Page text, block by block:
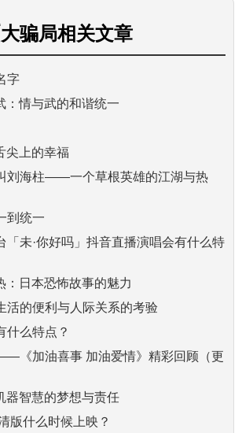
骗局相关文章
字
：情与武的和谐统一
尖上的幸福
刘海柱——一个草根英雄的江湖与热
到统一
「未·你好吗」抖音直播演唱会有什么特
：日本恐怖故事的魅力
活的便利与人际关系的考验
什么特点？
《加油喜事 加油爱情》精彩回顾（更
器智慧的梦想与责任
版什么时候上映？